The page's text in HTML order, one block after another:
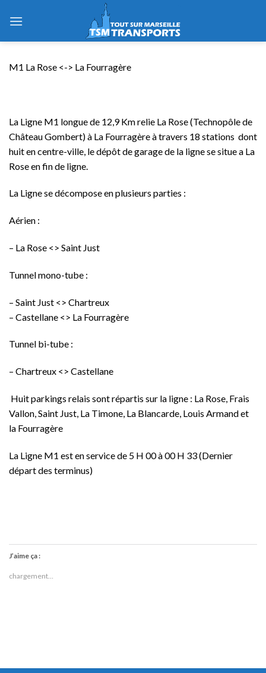
M1 La Rose <-> La Fourragère
La Ligne M1 longue de 12,9 Km relie La Rose (Technopôle de
Château Gombert) à La Fourragère à travers 18 stations dont
huit en centre-ville, le dépôt de garage de la ligne se situe a La
Rose en fin de ligne.
La Ligne se décompose en plusieurs parties :
Aérien :
– La Rose <> Saint Just
Tunnel mono-tube :
– Saint Just <> Chartreux
– Castellane <> La Fourragère
Tunnel bi-tube :
– Chartreux <> Castellane
Huit parkings relais sont répartis sur la ligne : La Rose, Frais
Vallon, Saint Just, La Timone, La Blancarde, Louis Armand et
la Fourragère
La Ligne M1 est en service de 5 H 00 à 00 H 33 (Dernier
départ des terminus)
J’aime ça :
chargement…